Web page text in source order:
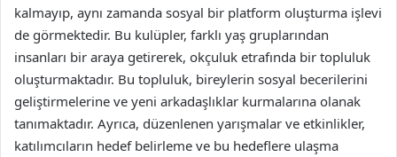
kalmayıp, aynı zamanda sosyal bir platform oluşturma işlevi
de görmektedir. Bu kulüpler, farklı yaş gruplarından
insanları bir araya getirerek, okçuluk etrafında bir topluluk
oluşturmaktadır. Bu topluluk, bireylerin sosyal becerilerini
geliştirmelerine ve yeni arkadaşlıklar kurmalarına olanak
tanımaktadır. Ayrıca, düzenlenen yarışmalar ve etkinlikler,
katılımcıların hedef belirleme ve bu hedeflere ulaşma